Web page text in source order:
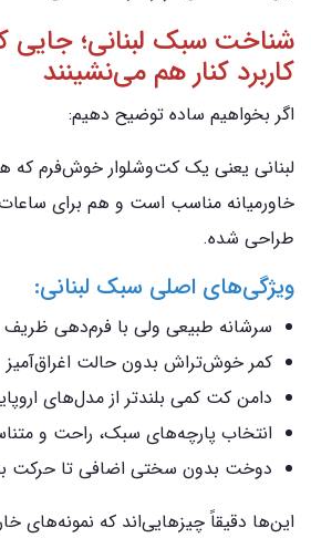
شناخت سبک لبنانی؛ جایی
کاربرد کنار هم می‌نشینند
اگر بخواهیم ساده توضیح دهیم:
لبنانی یعنی یک کت‌وشلوار خوش‌فرم که
خاورمیانه مناسب است و هم برای ساعات
طراحی شده.
ویژگی‌های اصلی سبک لبنانی:
سرشانه طبیعی ولی با فرم‌دهی ظریف
کمر خوش‌تراش بدون حالت اغراق‌آمیز
دامن کت کمی بلندتر از مدل‌های
انتخاب پارچه‌های سبک، راحت و
دوخت بدون سختی اضافی تا حرکت
این‌ها دقیقاً چیزهایی‌اند که نمونه‌های